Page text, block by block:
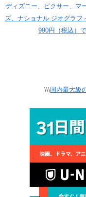
ディズニー、ピクサー、マ
ズ、ナショナル ジオグラフ
990円（税込）
\\\国内最大級